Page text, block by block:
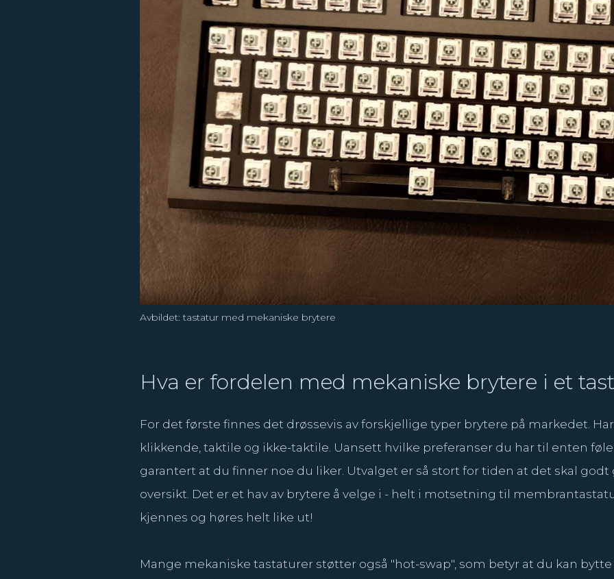
Avbildet: tastatur med mekaniske brytere
Hva er fordelen med mekaniske brytere i et
For det første finnes det drøssevis av forskjellige typer brytere på markedet.
klikkende, taktile og ikke-taktile. Uansett hvilke preferanser du har til enten
garantert at du finner noe du liker. Utvalget er så stort for tiden at det skal
oversikt. Det er et hav av brytere å velge i - helt i motsetning til
kjennes og høres helt like ut!
Mange mekaniske tastaturer støtter også "hot-swap", som betyr at du kan